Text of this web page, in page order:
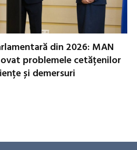
din 2026: MAN
problemele cetățenilor
și demersuri